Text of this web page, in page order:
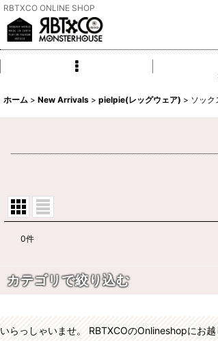
RBTXCO ONLINE SHOP
ホーム > New Arrivals > pielpie(レッグウェア) > ソック
並び順:
0件
カテゴリで絞り込む
いらっしゃいませ。 RBTXCOのOnlineshopにお